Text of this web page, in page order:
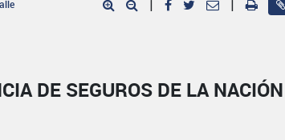
| |
DE SEGUROS DE LA NACIÓN